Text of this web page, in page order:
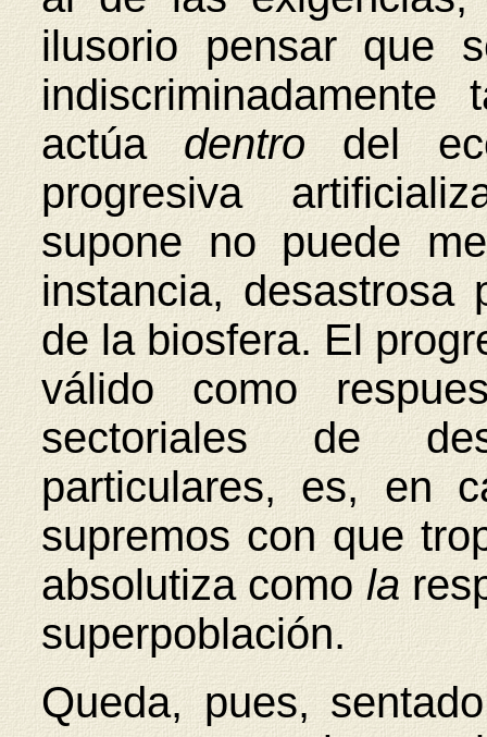
ilusorio pensar que
actúadentrodel
progresiva
supone no puede
instancia, desastrosa
de la biosfera. El
válido como
sectoriales de
particulares, es, en
supremos con que
absolutiza como la
superpoblación.
Queda, pues,